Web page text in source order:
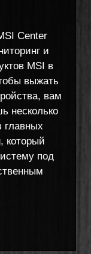
Center
и
MSI в
выжать
вам
несколько
который
под